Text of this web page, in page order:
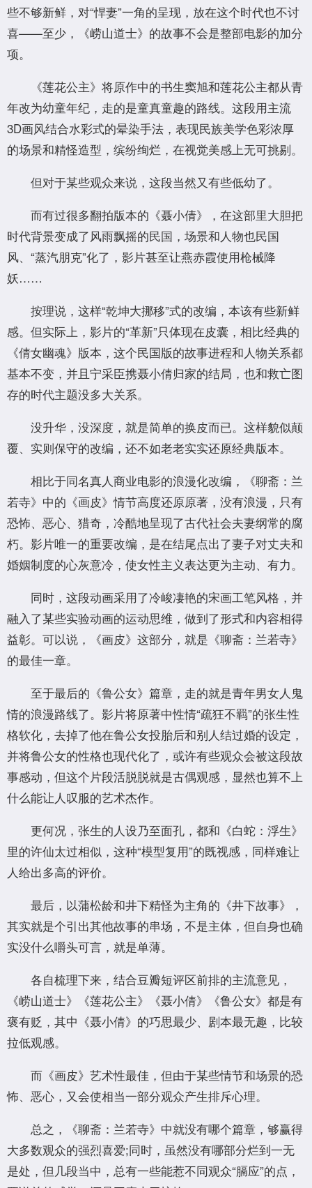
些不够新鲜，对“悍妻”一角的呈现，放在这个时代也不讨
喜——至少，《崂山道士》的故事不会是整部电影的加分
项。
《莲花公主》将原作中的书生窦旭和莲花公主都从青
年改为幼童年纪，走的是童真童趣的路线。这段用主流
3D画风结合水彩式的晕染手法，表现民族美学色彩浓厚
的场景和精怪造型，缤纷绚烂，在视觉美感上无可挑剔。
但对于某些观众来说，这段当然又有些低幼了。
而有过很多翻拍版本的《聂小倩》，在这部里大胆把
时代背景变成了风雨飘摇的民国，场景和人物也民国
风、“蒸汽朋克”化了，影片甚至让燕赤霞使用枪械降
妖……
按理说，这样“乾坤大挪移”式的改编，本该有些新鲜
感。但实际上，影片的“革新”只体现在皮囊，相比经典的
《倩女幽魂》版本，这个民国版的故事进程和人物关系都
基本不变，并且宁采臣携聂小倩归家的结局，也和救亡图
存的时代主题没多大关系。
没升华，没深度，就是简单的换皮而已。这样貌似颠
覆、实则保守的改编，还不如老老实实还原经典版本。
相比于同名真人商业电影的浪漫化改编，《聊斋：兰
若寺》中的《画皮》情节高度还原原著，没有浪漫，只有
恐怖、恶心、猎奇，冷酷地呈现了古代社会夫妻纲常的腐
朽。影片唯一的重要改编，是在结尾点出了妻子对丈夫和
婚姻制度的心灰意冷，使女性主义表达更为主动、有力。
同时，这段动画采用了冷峻凄艳的宋画工笔风格，并
融入了某些实验动画的运动思维，做到了形式和内容相得
益彰。可以说，《画皮》这部分，就是《聊斋：兰若寺》
的最佳一章。
至于最后的《鲁公女》篇章，走的就是青年男女人鬼
情的浪漫路线了。影片将原著中性情“疏狂不羁”的张生性
格软化，去掉了他在鲁公女投胎后和别人结过婚的设定，
并将鲁公女的性格也现代化了，或许有些观众会被这段故
事感动，但这个片段活脱脱就是古偶观感，显然也算不上
什么能让人叹服的艺术杰作。
更何况，张生的人设乃至面孔，都和《白蛇：浮生》
里的许仙太过相似，这种“模型复用”的既视感，同样难让
人给出多高的评价。
最后，以蒲松龄和井下精怪为主角的《井下故事》，
其实就是个引出其他故事的串场，不是主体，但自身也确
实没什么嚼头可言，就是单薄。
各自梳理下来，结合豆瓣短评区前排的主流意见，
《崂山道士》《莲花公主》《聂小倩》《鲁公女》都是有
褒有贬，其中《聂小倩》的巧思最少、剧本最无趣，比较
拉低观感。
而《画皮》艺术性最佳，但由于某些情节和场景的恐
怖、恶心，又会使相当一部分观众产生排斥心理。
总之，《聊斋：兰若寺》中就没有哪个篇章，够赢得
大多数观众的强烈喜爱;同时，虽然没有哪部分烂到一无
是处，但几段当中，总有一些能惹不同观众“膈应”的点，